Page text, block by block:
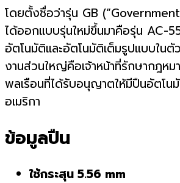
โดยตั้งชื่อว่ารุ่น GB
ได้ออกแบบรุ่นใหม่ขึ้นมาคือรุ่น AC-
อัตโนมัติและอัตโนมัติเต็มรูปแบบในตั
งานส่วนใหญ่คือเจ้าหน้าที่รักษากฎห
พลเรือนที่ได้รับอนุญาตให้มีปืนอัตโน
อเมริกา
ข้อมูลปืน
ใช้กระสุน 5.56 mm